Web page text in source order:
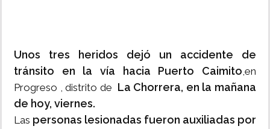
Unos tres heridos dejó un accidente de
tránsito en la vía hacia Puerto Caimito,en
Progreso , distrito de La Chorrera, en la mañana
de hoy, viernes.
Las personas lesionadas fueron auxiliadas por